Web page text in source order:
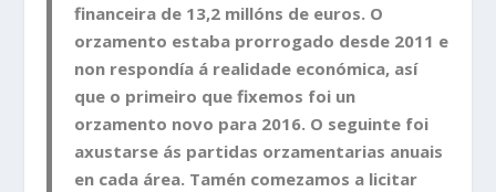
financeira de 13,2 millóns de euros. O
orzamento estaba prorrogado desde 2011 e
non respondía á realidade económica, así
que o primeiro que fixemos foi un
orzamento novo para 2016. O seguinte foi
axustarse ás partidas orzamentarias anuais
en cada área. Tamén comezamos a licitar